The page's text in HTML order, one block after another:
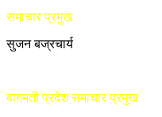
समाचार प्रमुख
सुजन बज्रचार्य
बागमती प्रदेश समाचार प्रमुख